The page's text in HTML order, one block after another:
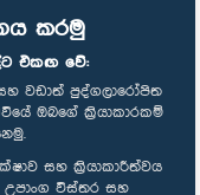
කරමු
එකඟ වේ:
වඩාත් පුද්ගලාරෝපිත
ඔබගේ ක්‍රියාකාරකම්
සහ ක්‍රියාකාරීත්වය
විස්තර සහ